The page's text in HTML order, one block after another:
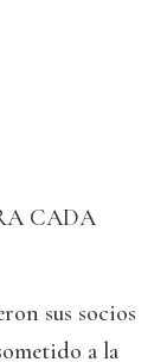
CADA
sus socios
a la